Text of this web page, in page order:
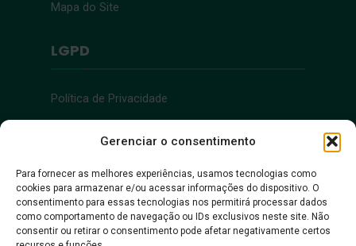
Gerenciar o consentimento
Para fornecer as melhores experiências, usamos tecnologias como
cookies para armazenar e/ou acessar informações do dispositivo. O
consentimento para essas tecnologias nos permitirá processar dados
como comportamento de navegação ou IDs exclusivos neste site. Não
consentir ou retirar o consentimento pode afetar negativamente certos
Mapa do Site
LGPD
Política de Privacidade
Acessibilidade
Acessibilidade